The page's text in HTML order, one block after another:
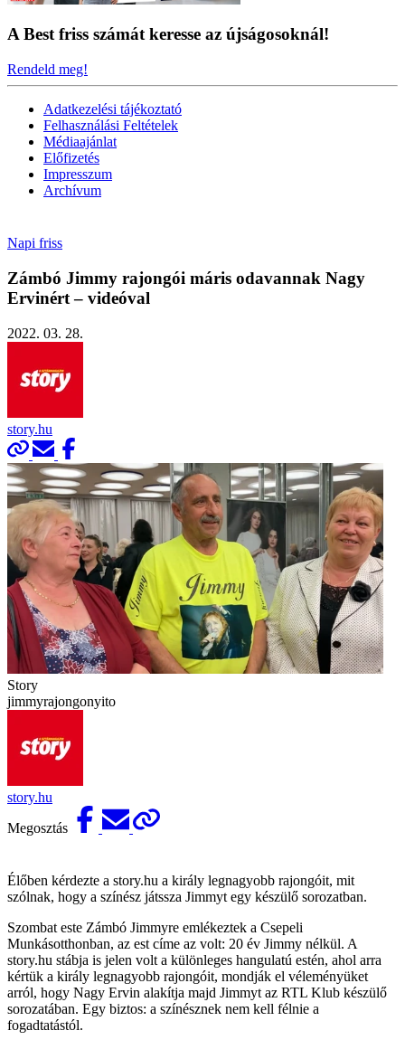
A Best friss számát keresse az újságosoknál!
Rendeld meg!
Adatkezelési tájékoztató
Felhasználási Feltételek
Médiaajánlat
Előfizetés
Impresszum
Archívum
Napi friss
Zámbó Jimmy rajongói máris odavannak Nagy
Ervinért – videóval
2022. 03. 28.
story.hu
Story
jimmyrajongonyito
story.hu
Megosztás
Élőben kérdezte a story.hu a király legnagyobb rajongóit, mit
szólnak, hogy a színész játssza Jimmyt egy készülő sorozatban.
Szombat este Zámbó Jimmyre emlékeztek a Csepeli
Munkásotthonban, az est címe az volt: 20 év Jimmy nélkül. A
story.hu stábja is jelen volt a különleges hangulatú estén, ahol arra
kértük a király legnagyobb rajongóit, mondják el véleményüket
arról, hogy Nagy Ervin alakítja majd Jimmyt az RTL Klub készülő
sorozatában. Egy biztos: a színésznek nem kell félnie a
fogadtatástól.